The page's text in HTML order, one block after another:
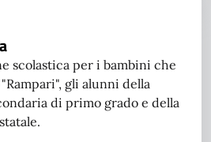
scolastica per i bambini che
gli alunni della
di primo grado e della